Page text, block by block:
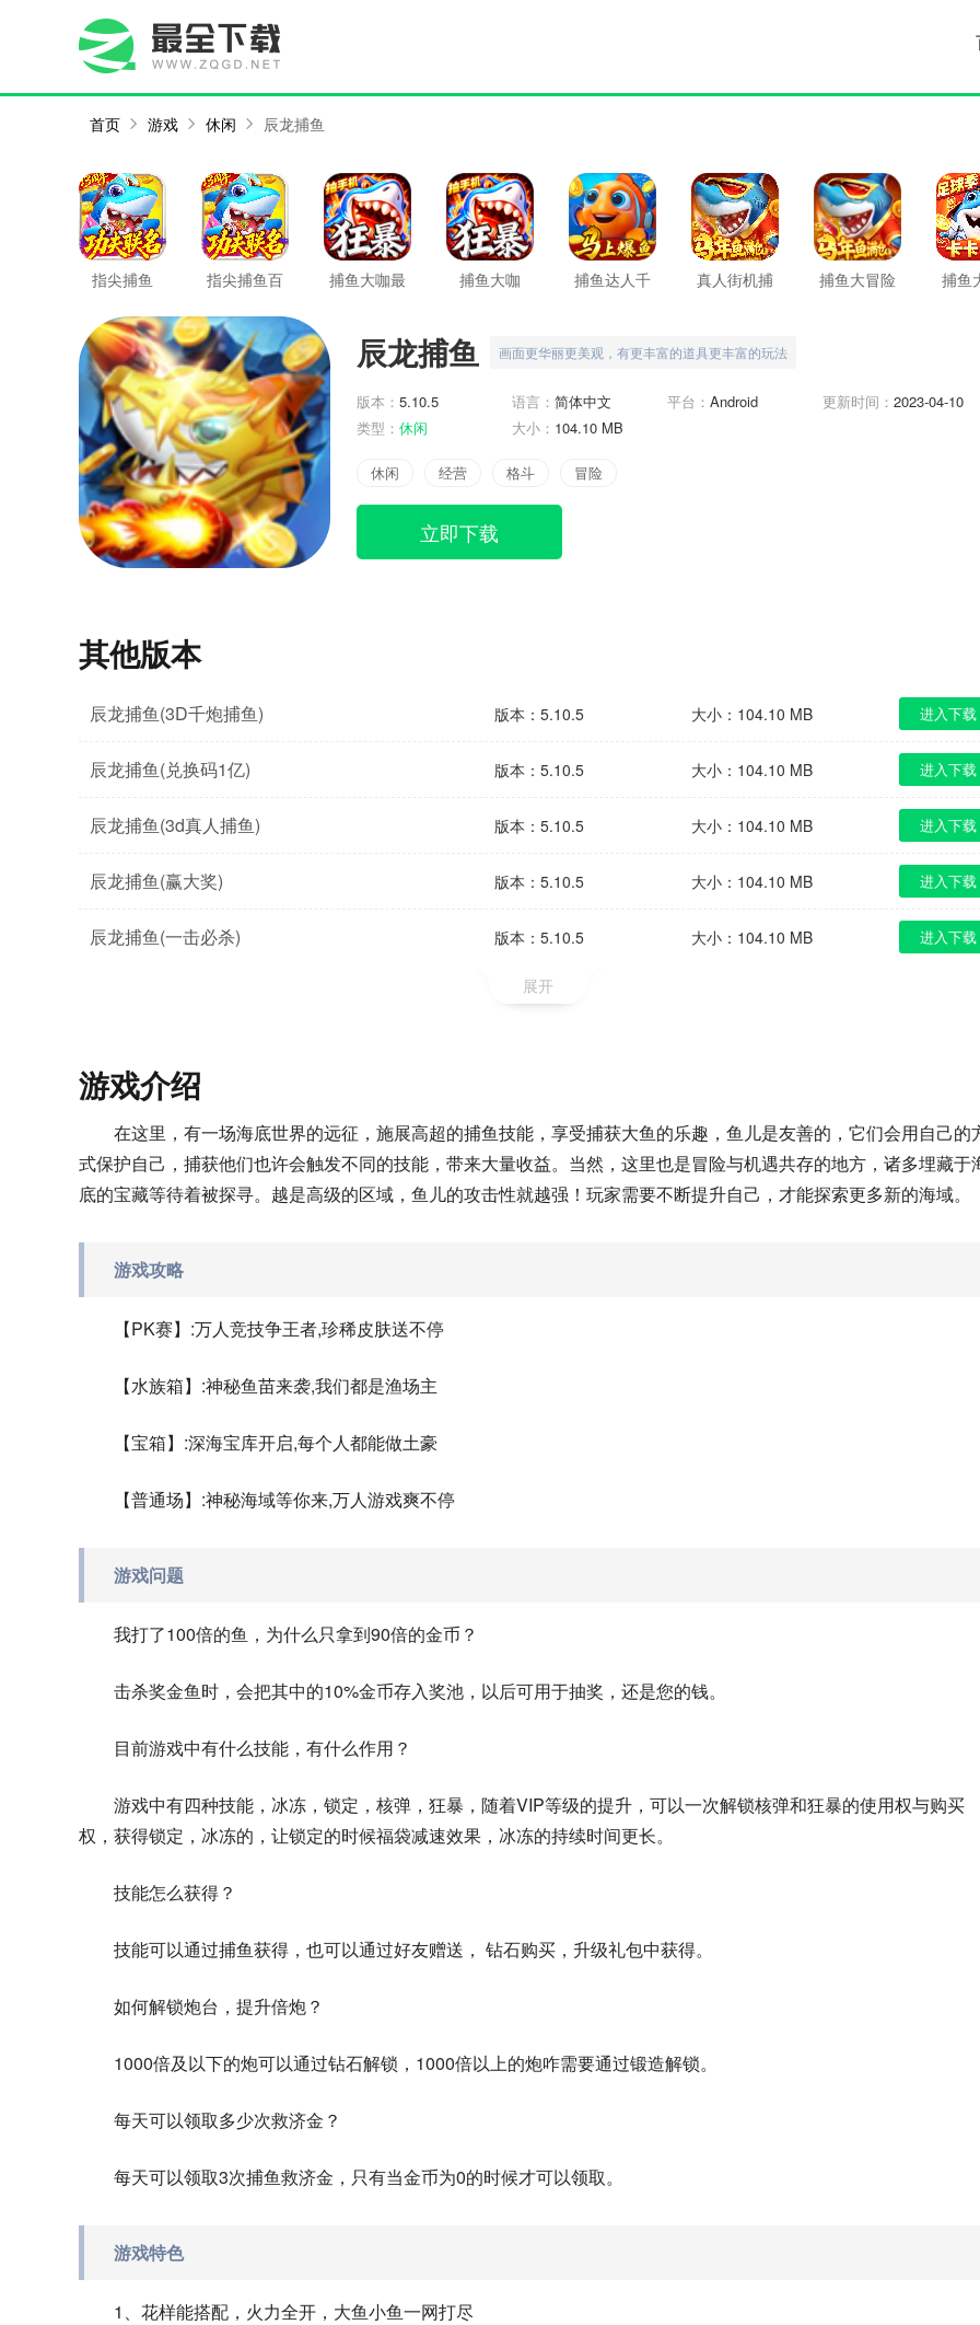
首页 游戏 休闲 辰龙捕鱼
指尖捕鱼
指尖捕鱼百
捕鱼大咖最
捕鱼大咖
捕鱼达人千
真人街机捕
捕鱼大冒险 捕鱼
辰龙捕鱼 画面更华丽更美观，有更丰富的道具更丰富的玩法
版本： 5.10.5 语言： 简体中文 平台： Android 更新时间： 2023-04-10
类型： 休闲 大小： 104.10 MB
休闲 经营 格斗 冒险
立即下载
其他版本
辰龙捕鱼(3D千炮捕鱼) 版本：5.10.5 大小：104.10 MB 进入下载
辰龙捕鱼(兑换码1亿) 版本：5.10.5 大小：104.10 MB 进入下载
辰龙捕鱼(3d真人捕鱼) 版本：5.10.5 大小：104.10 MB 进入下载
辰龙捕鱼(赢大奖) 版本：5.10.5 大小：104.10 MB 进入下载
辰龙捕鱼(一击必杀) 版本：5.10.5 大小：104.10 MB 进入下载
展开
游戏介绍
在这里，有一场海底世界的远征，施展高超的捕鱼技能，享受捕获大鱼的乐趣，鱼儿是友善的，它们会用自己的
式保护自己，捕获他们也许会触发不同的技能，带来大量收益。当然，这里也是冒险与机遇共存的地方，诸多埋藏于
底的宝藏等待着被探寻。越是高级的区域，鱼儿的攻击性就越强！玩家需要不断提升自己，才能探索更多新的海域。
游戏攻略
【PK赛】:万人竞技争王者,珍稀皮肤送不停
【水族箱】:神秘鱼苗来袭,我们都是渔场主
【宝箱】:深海宝库开启,每个人都能做土豪
【普通场】:神秘海域等你来,万人游戏爽不停
游戏问题
我打了100倍的鱼，为什么只拿到90倍的金币？
击杀奖金鱼时，会把其中的10%金币存入奖池，以后可用于抽奖，还是您的钱。
目前游戏中有什么技能，有什么作用？
游戏中有四种技能，冰冻，锁定，核弹，狂暴，随着VIP等级的提升，可以一次解锁核弹和狂暴的使用权与购买
权，获得锁定，冰冻的，让锁定的时候福袋减速效果，冰冻的持续时间更长。
技能怎么获得？
技能可以通过捕鱼获得，也可以通过好友赠送， 钻石购买，升级礼包中获得。
如何解锁炮台，提升倍炮？
1000倍及以下的炮可以通过钻石解锁，1000倍以上的炮咋需要通过锻造解锁。
每天可以领取多少次救济金？
每天可以领取3次捕鱼救济金，只有当金币为0的时候才可以领取。
游戏特色
1、花样能搭配，火力全开，大鱼小鱼一网打尽